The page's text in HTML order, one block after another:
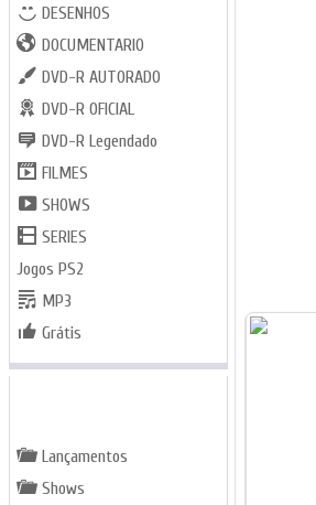
DESENHOS
DOCUMENTARIO
DVD-R AUTORADO
DVD-R OFICIAL
DVD-R Legendado
FILMES
SHOWS
SERIES
Jogos PS2
MP3
Grátis
Lançamentos
Shows